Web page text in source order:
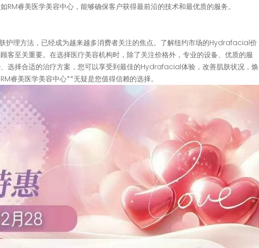
睿美医学美容中心，能够确保客户获得最前沿的技术和最优质的服务。
理方法，已经成为越来越多消费者关注的焦点。了解纽约市场的Hydrafacial价
客至关重要。在选择医疗美容机构时，除了关注价格外，专业的设备、优质的服
选择合适的治疗方案，您可以享受到最佳的Hydrafacial体验，改善肌肤状况，焕
睿美医学美容中心**无疑是您值得信赖的选择。